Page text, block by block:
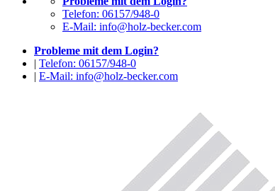
Telefon: 06157/948-0
E-Mail: info@holz-becker.com
Probleme mit dem Login?
| Telefon: 06157/948-0
| E-Mail: info@holz-becker.com